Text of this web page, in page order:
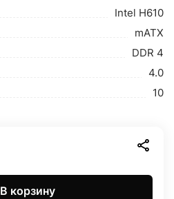
Intel H610
mATX
DDR 4
4.0
10
В корзину